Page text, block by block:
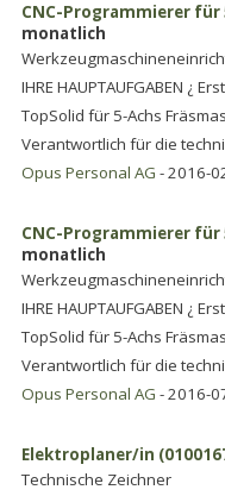
CNC-Programmierer für
monatlich
IHRE HAUPTAUFGABEN ¿
TopSolid für 5-Achs
Verantwortlich für die
Opus Personal AG - 2016-
CNC-Programmierer für
monatlich
IHRE HAUPTAUFGABEN ¿
TopSolid für 5-Achs
Verantwortlich für die
Opus Personal AG - 2016-
Elektroplaner/in
Technische Zeichner